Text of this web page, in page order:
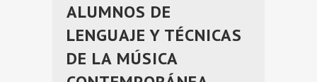
ALUMNOS DE
LENGUAJE Y TÉCNICAS
DE LA MÚSICA